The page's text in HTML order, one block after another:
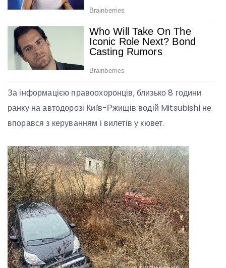
За інформацією правоохоронців, близько 8 години
ранку на автодорозі Київ-Ржищів водій Mitsubishi не
впорався з керуванням і вилетів у кювет.